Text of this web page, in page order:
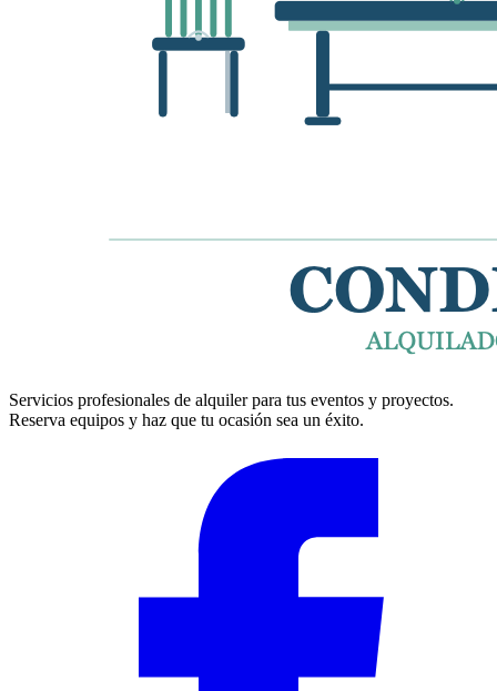
Servicios profesionales de alquiler para tus eventos y proyectos.
Reserva equipos y haz que tu ocasión sea un éxito.